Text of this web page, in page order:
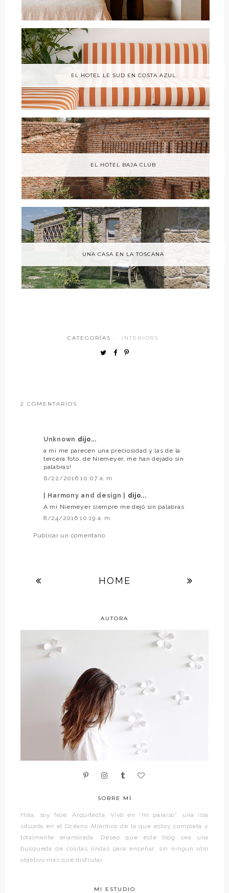
EL HOTEL LE SUD EN COSTA AZUL
EL HOTEL BAJA CLUB
UNA CASA EN LA TOSCANA
CATEGORÍAS · INTERIORS
2 COMENTARIOS
Unknown dijo...
a mí me parecen una preciosidad y las de la
tercera foto, de Niemeyer, me han dejado sin
palabras!
6/22/2016 10:07 a. m.
| Harmony and design |
dijo...
A mí Niemeyer siempre me dejó sin palabras
8/24/2016 10:19 a. m.
Publicar un comentario
HOME
AUTORA
SOBRE MÍ
Hola, soy Noe. Arquitecta. Vivo en “mi paraíso”, una isla
situada en el Océano Atlántico de la que estoy completa y
totalmente enamorada. Deseo que este blog sea una
búsqueda de cositas lindas para enseñar, sin ningún otro
objetivo más que disfrutar.
MI ESTUDIO